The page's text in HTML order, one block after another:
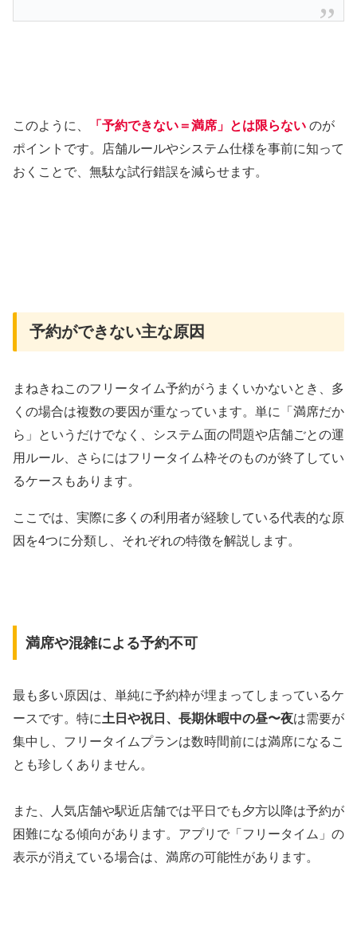
このように、 「予約できない＝満席」とは限らない のが
ポイントです。店舗ルールやシステム仕様を事前に知って
おくことで、無駄な試行錯誤を減らせます。
予約ができない主な原因
まねきねこのフリータイム予約がうまくいかないとき、多
くの場合は複数の要因が重なっています。単に「満席だか
ら」というだけでなく、システム面の問題や店舗ごとの運
用ルール、さらにはフリータイム枠そのものが終了してい
るケースもあります。
ここでは、実際に多くの利用者が経験している代表的な原
因を4つに分類し、それぞれの特徴を解説します。
満席や混雑による予約不可
最も多い原因は、単純に予約枠が埋まってしまっているケ
ースです。特に土日や祝日、長期休暇中の昼〜夜は需要が
集中し、フリータイムプランは数時間前には満席になるこ
とも珍しくありません。
また、人気店舗や駅近店舗では平日でも夕方以降は予約が
困難になる傾向があります。アプリで「フリータイム」の
表示が消えている場合は、満席の可能性があります。